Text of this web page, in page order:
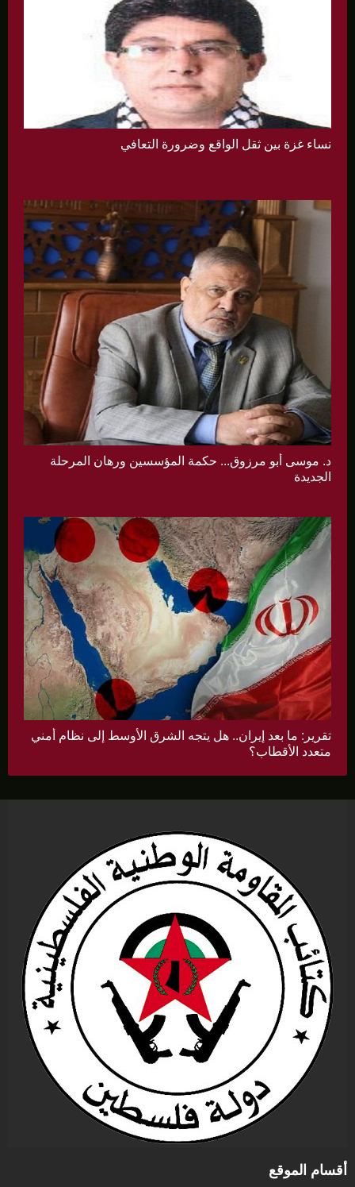
نساء غزة بين ثقل الواقع وضرورة التعافي
د. موسى أبو مرزوق... حكمة المؤسسين ورهان المرحلة
الجديدة
تقرير: ما بعد إيران.. هل يتجه الشرق الأوسط إلى نظام أمني
متعدد الأقطاب؟
أقسام الموقع